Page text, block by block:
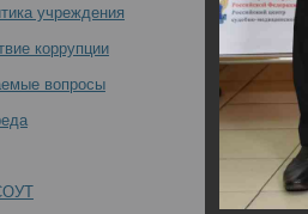
подход» (День1) -
2022 года в РЦСМЭ
учреждения
коррупции
вопросы